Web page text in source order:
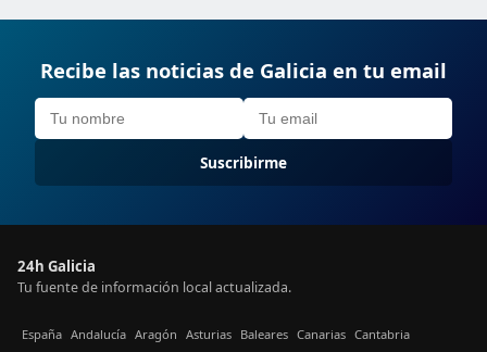
Recibe las noticias de Galicia en tu email
Suscribirme
24h Galicia
Tu fuente de información local actualizada.
España Andalucía Aragón Asturias Baleares Canarias Cantabria